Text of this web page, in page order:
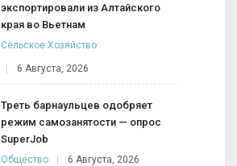
экспортировали из Алтайского
края во Вьетнам
Сельское Хозяйство
6 Августа, 2026
Треть барнаульцев одобряет
режим самозанятости — опрос
SuperJob
Общество 6 Августа, 2026